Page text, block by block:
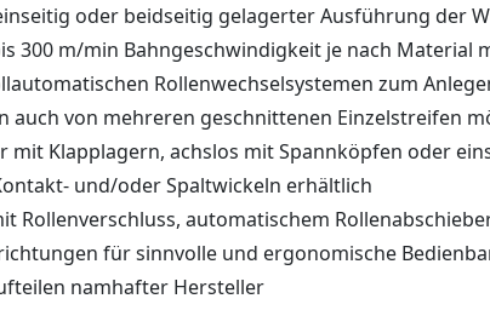
oder beidseitig gelagerter Ausführung der
300 m/min Bahngeschwindigkeit je nach Material
Rollenwechselsystemen zum
auch von mehreren geschnittenen Einzelstreifen
Klapplagern, achslos mit Spannköpfen oder
und/oder Spaltwickeln erhältlich
Rollenverschluss, automatischem
für sinnvolle und ergonomische
namhafter Hersteller